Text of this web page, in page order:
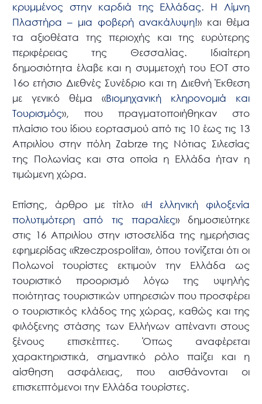
κρυμμένος στην καρδιά της Ελλάδας. Η Λίμνη
Πλαστήρα – μια φοβερή ανακάλυψη!» και θέμα
τα αξιοθέατα της περιοχής και της ευρύτερης
περιφέρειας της Θεσσαλίας. Ιδιαίτερη
δημοσιότητα έλαβε και η συμμετοχή του ΕΟΤ στο
16ο ετήσιο Διεθνές Συνέδριο και τη Διεθνή Έκθεση
με γενικό θέμα «Βιομηχανική κληρονομιά και
Τουρισμός», που πραγματοποιήθηκαν στο
πλαίσιο του ίδιου εορτασμού από τις 10 έως τις 13
Απριλίου στην πόλη Zabrze της Νότιας Σιλεσίας
της Πολωνίας και στα οποία η Ελλάδα ήταν η
τιμώμενη χώρα.
Επίσης, άρθρο με τίτλο «Η ελληνική φιλοξενία
πολυτιμότερη από τις παραλίες» δημοσιεύτηκε
στις 16 Απριλίου στην ιστοσελίδα της ημερήσιας
εφημερίδας «Rzeczpospolita», όπου τονίζεται ότι οι
Πολωνοί τουρίστες εκτιμούν την Ελλάδα ως
τουριστικό προορισμό λόγω της υψηλής
ποιότητας τουριστικών υπηρεσιών που προσφέρει
ο τουριστικός κλάδος της χώρας, καθώς και της
φιλόξενης στάσης των Ελλήνων απέναντι στους
ξένους επισκέπτες. Όπως αναφέρεται
χαρακτηριστικά, σημαντικό ρόλο παίζει και η
αίσθηση ασφάλειας, που αισθάνονται οι
επισκεπτόµενοι την Ελλάδα τουρίστες.